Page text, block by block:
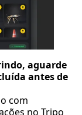
aguarde
antes de
com
no Tripo